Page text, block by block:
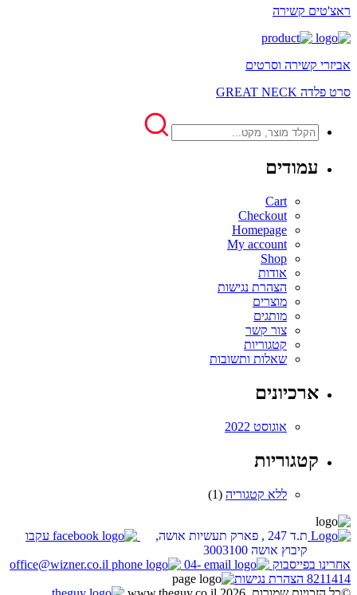
ראצ'טים קשירה
אביזרי קשירה וסרטים
סרט פלדה GREAT NECK
עמודים
Cart
Checkout
Homepage
My account
Shop
אודות
הצהרת נגישות
מוצרים
מותגים
צור קשר
קטגוריות
שאלות ותשובות
ארכיונים
אוגוסט 2022
קטגוריות
ללא קטגוריה (1)
ת.ד 247 , פארק תעשיות אושה,
קיבוץ אושה 3003100
עקבו
אחרינו בפייסבוק office@wizner.co.il
04-
8211414 הצהרת נגישות